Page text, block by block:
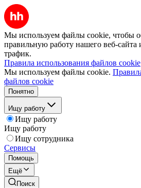
Мы используем файлы cookie, чтобы
правильную работу нашего веб-сайта
трафик.
Правила использования файлов cookie
Мы используем файлы cookie.
файлов cookie
Понятно
Ищу работу
Ищу работу
Ищу работу
Ищу сотрудника
Сервисы
Помощь
Ещё
Поиск